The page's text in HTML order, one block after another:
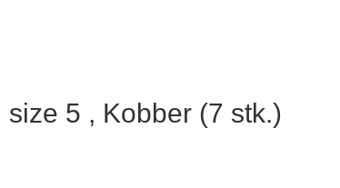
5 , Kobber (7 stk.)